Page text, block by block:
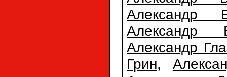
Александр
Александр
Александр
Грин,